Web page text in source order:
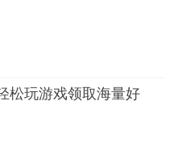
松玩游戏领取海量好